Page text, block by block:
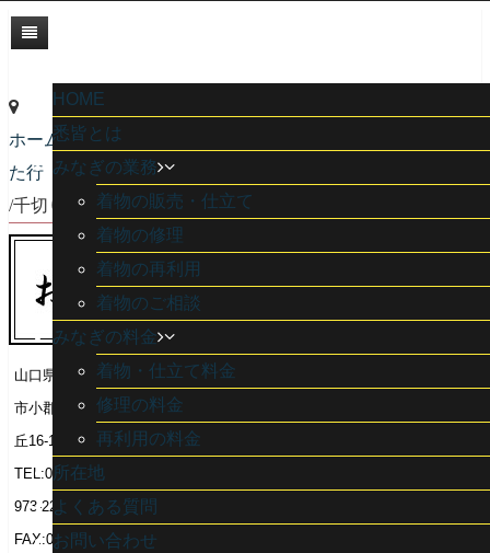
（ちぎり）
HOME
悉皆とは
みなぎの業務
着物の販売・仕立て
着物の修理
着物の再利用
着物のご相談
みなぎの料金
着物・仕立て料金
修理の料金
再利用の料金
所在地
よくある質問
お問い合わせ
ホーム/
た行
/千切り（ちぎり）
山口県山口
市小郡光が
丘16-15
TEL:083-
973-2208
FAX:083-